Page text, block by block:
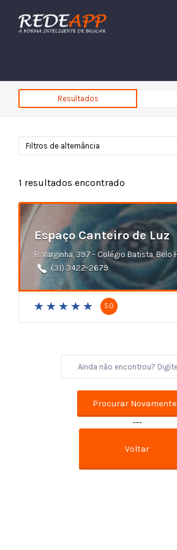
Procurar:
Resultados
Filtros de alternância
1 resultados encontrado
Espaço Canteiro de Luz
(31) 3422-2679
5.0
---